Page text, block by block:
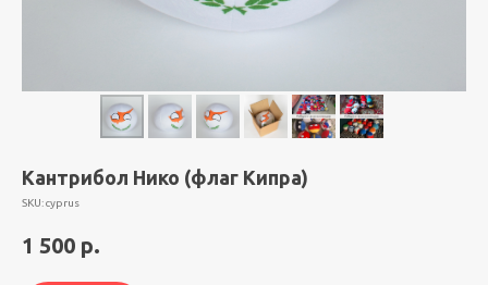
Кантрибол Нико (флаг Кипра)
SKU:cyprus
1 500 р.